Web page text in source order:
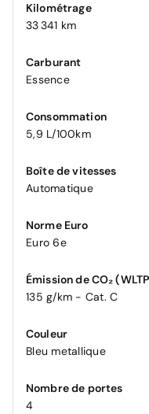
Kilométrage
33 341 km
Carburant
Essence
Consommation
5,9 L/100km
Boîte de vitesses
Automatique
Norme Euro
Euro 6e
Émission de CO₂
135 g/km - Cat. C
Couleur
Bleu metallique
Nombre de portes
4